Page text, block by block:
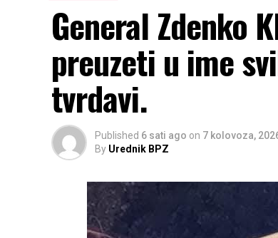
General Zdenko
preuzeti u ime
tvrdavi.
Published 6 sati ago on 7 kolovoza,
By Urednik BPZ